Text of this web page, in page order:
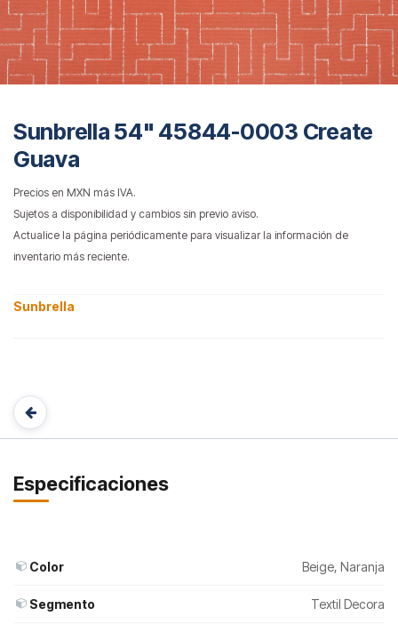
Sunbrella 54" 45844-0003 Create
Guava
Precios en MXN más IVA.
Sujetos a disponibilidad y cambios sin previo aviso.
Actualice la página periódicamente para visualizar la información de
inventario más reciente.
Sunbrella
Especificaciones
Color Beige, Naranja
Segmento Textil Decora